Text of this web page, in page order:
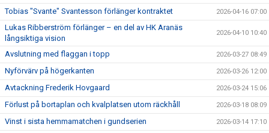
Tobias "Svante" Svantesson förlänger kontraktet 2026-04-16 07:00
Lukas Ribberström förlänger – en del av HK Aranäs
långsiktiga vision
2026-04-10 10:40
Avslutning med flaggan i topp 2026-03-27 08:49
Nyförvärv på högerkanten 2026-03-26 12:00
Avtackning Frederik Hovgaard 2026-03-24 15:06
Förlust på bortaplan och kvalplatsen utom räckhåll 2026-03-18 08:09
Vinst i sista hemmamatchen i gundserien 2026-03-14 17:10